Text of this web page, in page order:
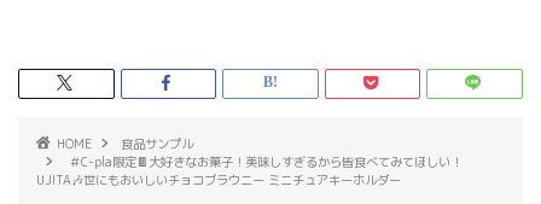
HOME
食品サンプル
＃C-pla限定🍫大好きなお菓子！美味しすぎるから皆食べてみてほしい！
UJITA🎶世にもおいしいチョコブラウニー ミニチュアキーホルダー